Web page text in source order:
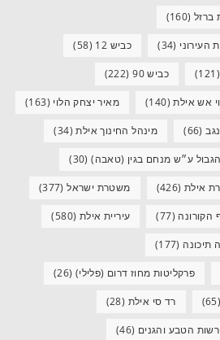
ברזל (160)
העירוני (34) כביש 12 (58)
כביש 90 (222)
אש אילת(140) מאיר יצחק הלוי (163)
(66) מינהל החינוך אילת(34)
ע״ש מנחם בגין (טאבה)(30)
אילת (426) משטרת ישראל(377)
הקורונה (77) עיריית אילת (580)
תיכונה (177)
פרקליטות מחוז דרום (פלילי) (26)
(65) רד סי אילת (28)
רשות הטבע והגנים (46)